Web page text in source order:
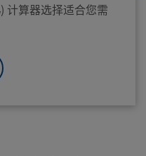
) 计算器选择适合您需